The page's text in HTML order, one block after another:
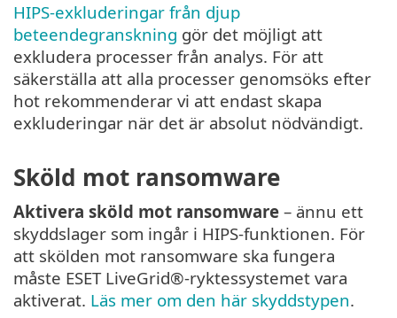
HIPS-exkluderingar från djup
beteendegranskning gör det möjligt att
exkludera processer från analys. För att
säkerställa att alla processer genomsöks efter
hot rekommenderar vi att endast skapa
exkluderingar när det är absolut nödvändigt.
Sköld mot ransomware
Aktivera sköld mot ransomware – ännu ett
skyddslager som ingår i HIPS-funktionen. För
att skölden mot ransomware ska fungera
måste ESET LiveGrid®-ryktessystemet vara
aktiverat. Läs mer om den här skyddstypen.